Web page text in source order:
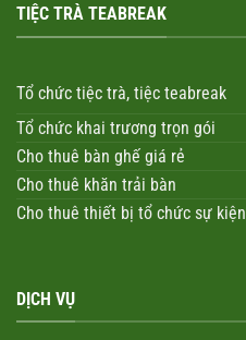
TIỆC TRÀ TEABREAK
Tổ chức tiệc trà, tiệc teabreak
Tổ chức khai trương trọn gói
Cho thuê bàn ghế giá rẻ
Cho thuê khăn trải bàn
Cho thuê thiết bị tổ chức sự kiện
DỊCH VỤ